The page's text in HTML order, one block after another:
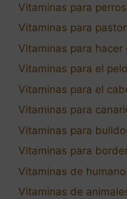
Vitaminas para
Vitaminas para
Vitaminas para
Vitaminas para el
Vitaminas para el
Vitaminas para
Vitaminas para
Vitaminas para
Vitaminas de
Vitaminas de